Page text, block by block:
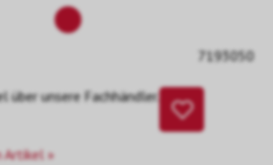
7193050
über unsere Fachhändler.
Artikel »